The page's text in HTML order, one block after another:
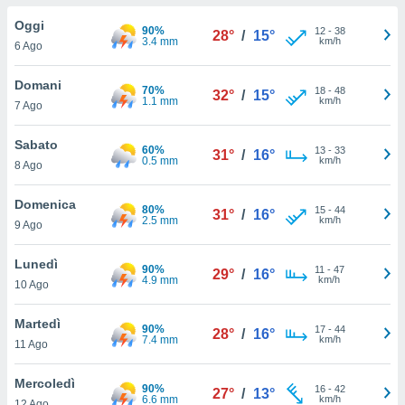
al sito
nostri
ci
di
un
la
di esso.
nella
Oggi
6 Ago
90%
3.4 mm
28° / 15° 12- 38
km/h
Domani
7 Ago
70%
1.1 mm
32° / 15° 18- 48
km/h
Sabato
8 Ago
60%
0.5 mm
31° / 16° 13- 33
km/h
Domenica
9 Ago
80%
2.5 mm
31° / 16° 15- 44
km/h
Lunedì
10 Ago
90%
4.9 mm
29° / 16° 11 - 47
km/h
Martedì
11 Ago
90%
7.4 mm
28° / 16° 17- 44
km/h
Mercoledì
90%
6.6 mm
27° / 13° 16- 42
km/h